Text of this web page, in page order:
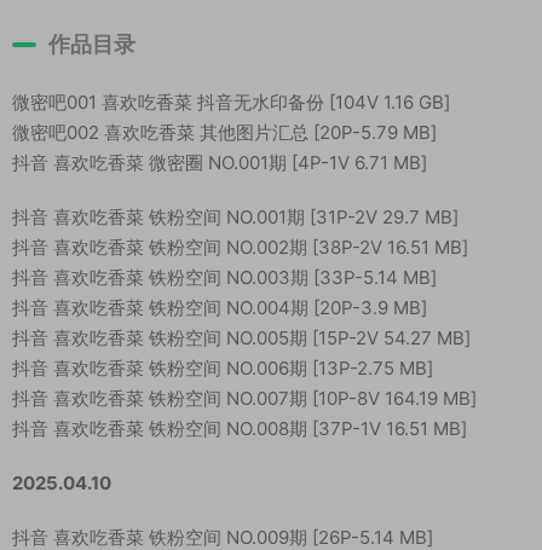
作品目录
微密吧001 喜欢吃香菜 抖音无水印备份 [104V 1.16 GB]
微密吧002 喜欢吃香菜 其他图片汇总 [20P-5.79 MB]
抖音 喜欢吃香菜 微密圈 NO.001期 [4P-1V 6.71 MB]
抖音 喜欢吃香菜 铁粉空间 NO.001期 [31P-2V 29.7 MB]
抖音 喜欢吃香菜 铁粉空间 NO.002期 [38P-2V 16.51 MB]
抖音 喜欢吃香菜 铁粉空间 NO.003期 [33P-5.14 MB]
抖音 喜欢吃香菜 铁粉空间 NO.004期 [20P-3.9 MB]
抖音 喜欢吃香菜 铁粉空间 NO.005期 [15P-2V 54.27 MB]
抖音 喜欢吃香菜 铁粉空间 NO.006期 [13P-2.75 MB]
抖音 喜欢吃香菜 铁粉空间 NO.007期 [10P-8V 164.19 MB]
抖音 喜欢吃香菜 铁粉空间 NO.008期 [37P-1V 16.51 MB]
2025.04.10
抖音 喜欢吃香菜 铁粉空间 NO.009期 [26P-5.14 MB]